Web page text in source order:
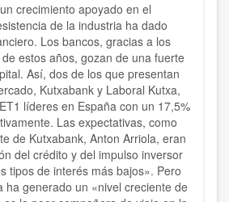
crecimiento apoyado en el
de la industria ha dado
Los bancos, gracias a los
estos años, gozan de una fuerte
Así, dos de los que presentan
Kutxabank y Laboral Kutxa,
líderes en España con un 17,5%
Las expectativas, como
de Kutxabank, Anton Arriola, eran
del crédito y del impulso inversor
tipos de interés más bajos». Pero
ha generado un «nivel creciente de